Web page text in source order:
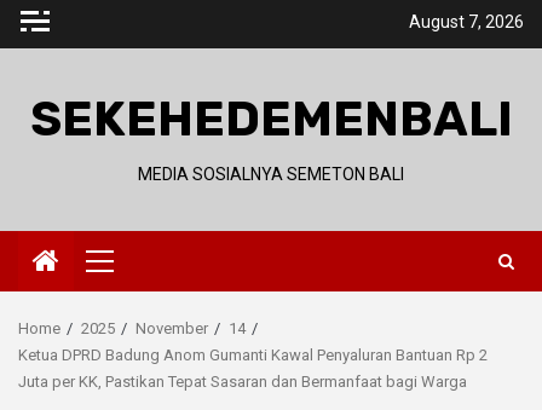
Skip
August 7, 2026
SEKEHEDEMENBALI
MEDIA SOSIALNYA SEMETON BALI
Primary
Menu
Home 2025 November
14
Ketua DPRD Badung Anom Gumanti Kawal Penyaluran Bantuan Rp 2
Juta per KK, Pastikan Tepat Sasaran dan Bermanfaat bagi Warga